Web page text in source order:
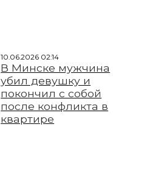
10.06.2026 02:14
В Минске мужчина
убил девушку и
покончил с собой
после конфликта в
квартире